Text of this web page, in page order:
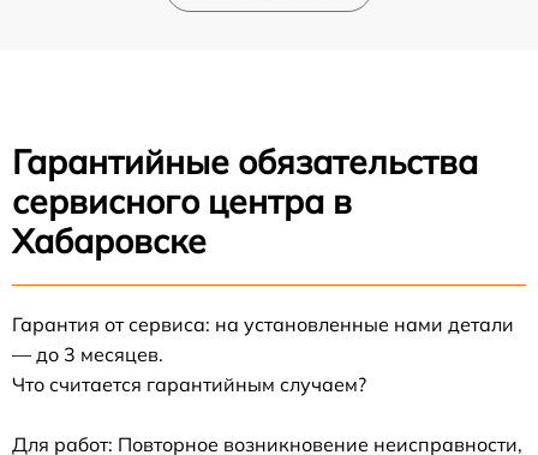
Гарантийные обязательства
сервисного центра в
Хабаровске
Гарантия от сервиса: на установленные нами детали
— до 3 месяцев.
Что считается гарантийным случаем?
Для работ: Повторное возникновение неисправности,